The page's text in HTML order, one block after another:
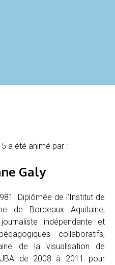
a été animé par :
Galy
Diplômée de l’Institut de
de Bordeaux Aquitaine,
indépendante et
collaboratifs,
de la visualisation de
de 2008 à 2011 pour